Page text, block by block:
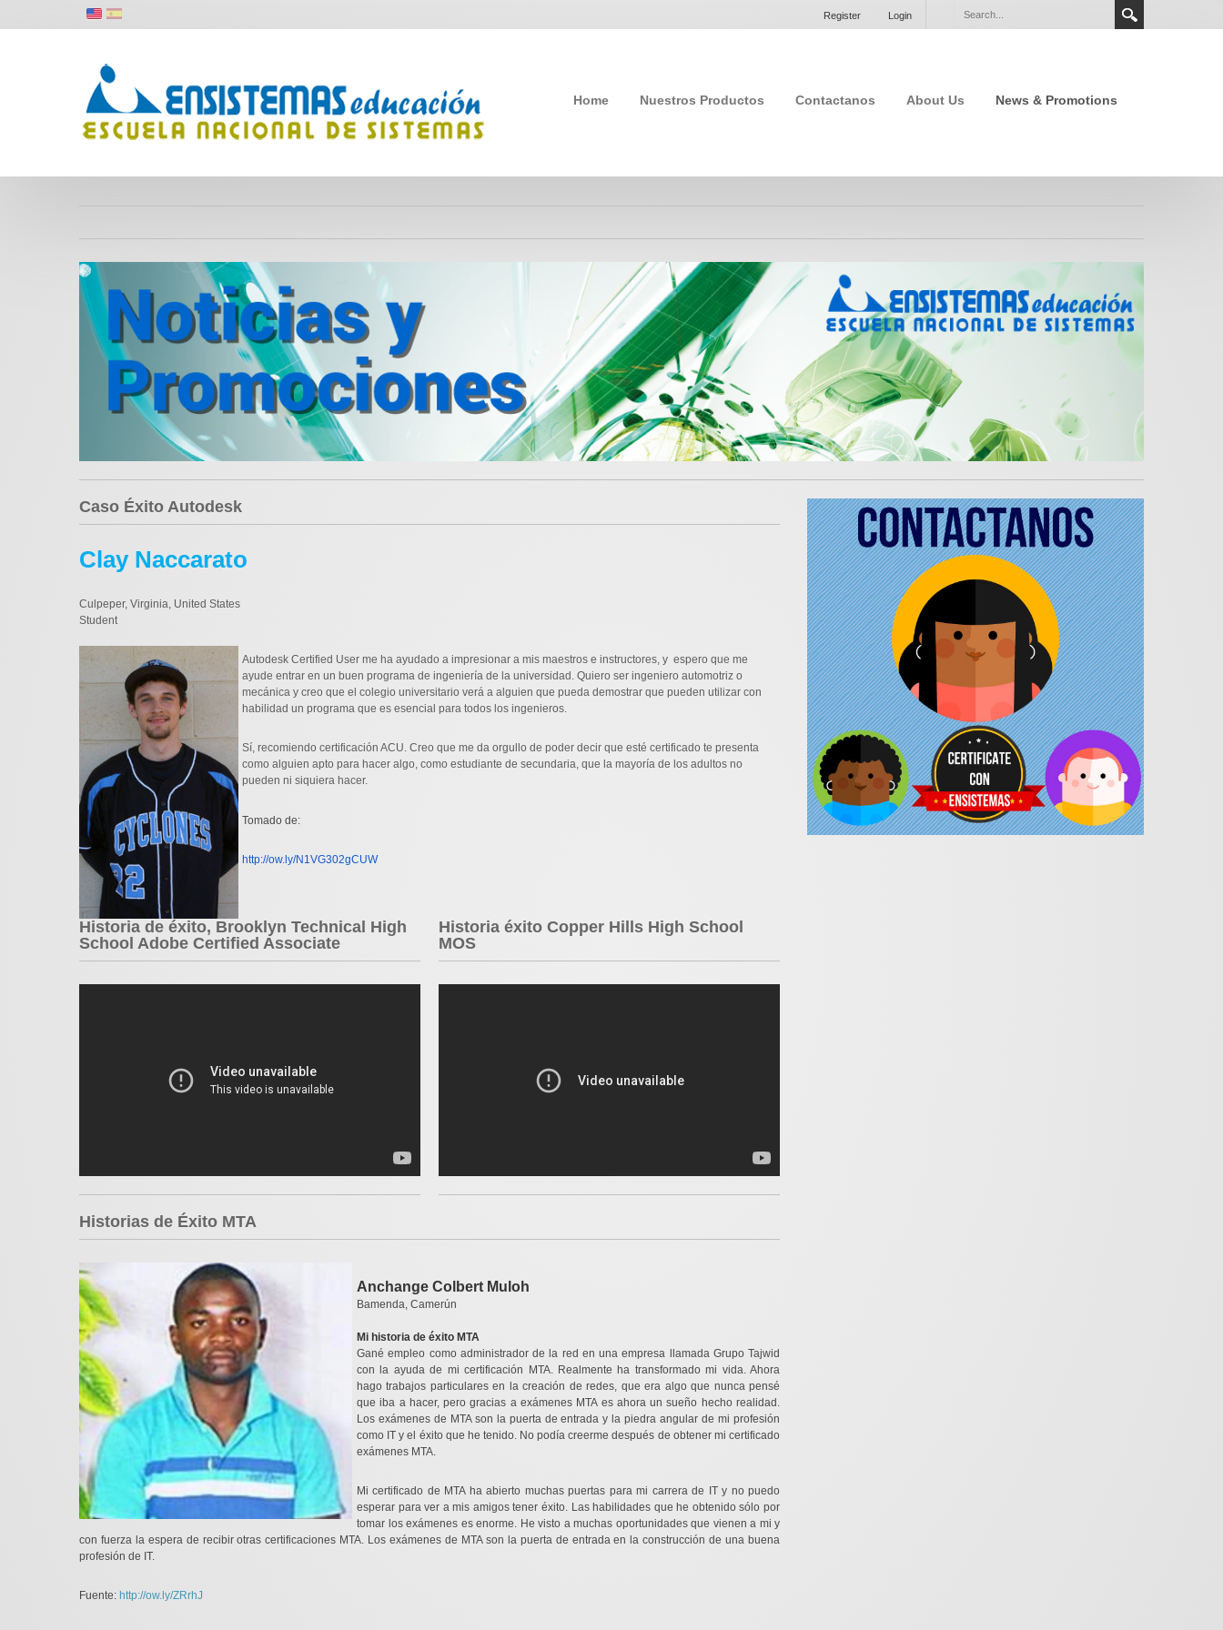
Login
Register
Home Nuestros Productos Contactanos About Us News & Promotions
Caso Éxito Autodesk
Clay Naccarato
Culpeper, Virginia, United States
Student
Autodesk Certified User me ha ayudado a impresionar a mis maestros e instructores, y espero que me
ayude entrar en un buen programa de ingeniería de la universidad. Quiero ser ingeniero automotriz o
mecánica y creo que el colegio universitario verá a alguien que pueda demostrar que pueden utilizar con
habilidad un programa que es esencial para todos los ingenieros.
Sí, recomiendo certificación ACU. Creo que me da orgullo de poder decir que esté certificado te presenta
como alguien apto para hacer algo, como estudiante de secundaria, que la mayoría de los adultos no
pueden ni siquiera hacer.
Tomado de:
http://ow.ly/N1VG302gCUW
Historia de éxito, Brooklyn Technical High
School Adobe Certified Associate
Historia éxito Copper Hills High School
MOS
Historias de Éxito MTA
Anchange Colbert Muloh
Bamenda, Camerún
Mi historia de éxito MTA
Gané empleo como administrador de la red en una empresa llamada Grupo Tajwid
con la ayuda de mi certificación MTA. Realmente ha transformado mi vida. Ahora
hago trabajos particulares en la creación de redes, que era algo que nunca pensé
que iba a hacer, pero gracias a exámenes MTA es ahora un sueño hecho realidad.
Los exámenes de MTA son la puerta de entrada y la piedra angular de mi profesión
como IT y el éxito que he tenido. No podía creerme después de obtener mi certificado
exámenes MTA.
Mi certificado de MTA ha abierto muchas puertas para mi carrera de IT y no puedo
esperar para ver a mis amigos tener éxito. Las habilidades que he obtenido sólo por
tomar los exámenes es enorme. He visto a muchas oportunidades que vienen a mi y
con fuerza la espera de recibir otras certificaciones MTA. Los exámenes de MTA son la puerta de entrada en la construcción de una buena
profesión de IT.
Fuente: http://ow.ly/ZRrhJ